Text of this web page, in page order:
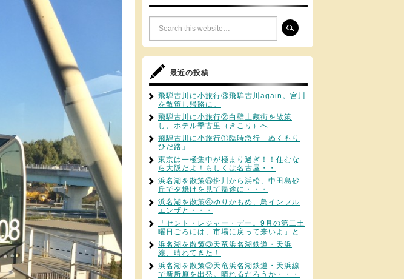
最近の投稿
飛騨古川に小旅行③飛騨古川again。宮川
を散策し帰路に。
飛騨古川に小旅行②白壁土蔵街を散策
し、ホテル季古里（きこり）へ
飛騨古川に小旅行①臨時急行「ぬくもり
ひだ路」
東京は一極集中が極まり過ぎ！！住むな
ら大阪だよ！もしくは名古屋・・
浜名湖を散策⑤掛川から浜松、中田島砂
丘で夕焼けを見て帰途に・・・
浜名湖を散策④ゆりかもめ、鳥インフル
エンザと・・・
「セント・レジャー・デー。9月の第二土
曜日ごろには、市場に戻って来いよ」と
浜名湖を散策③天竜浜名湖鉄道・天浜
線、晴れてきた！
浜名湖を散策②天竜浜名湖鉄道・天浜線
で新所原を出発。晴れるだろうか・・・